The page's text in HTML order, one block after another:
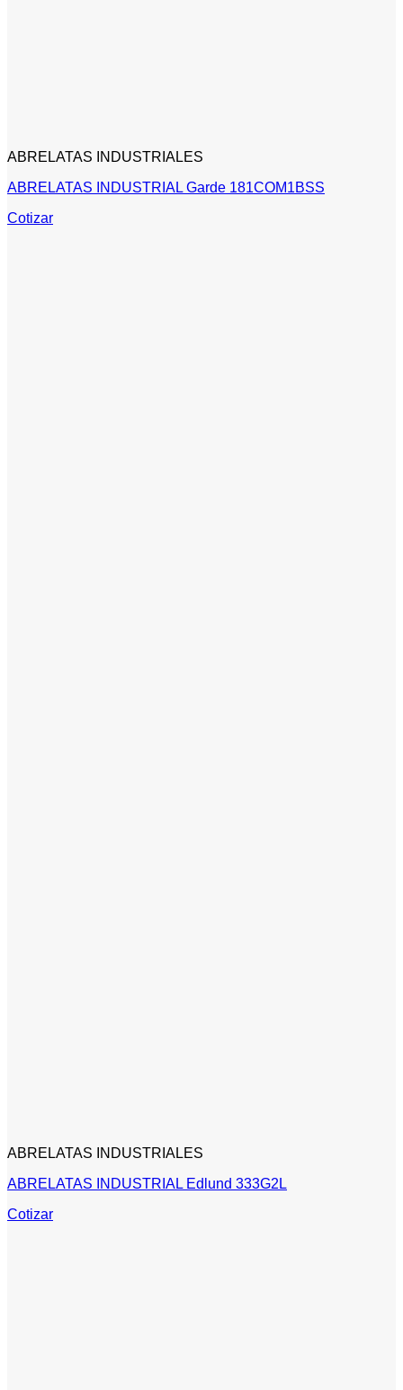
ABRELATAS INDUSTRIALES
ABRELATAS INDUSTRIAL Garde 181COM1BSS
Cotizar
ABRELATAS INDUSTRIALES
ABRELATAS INDUSTRIAL Edlund 333G2L
Cotizar